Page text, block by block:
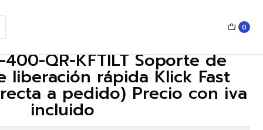
0
QR-KFTILT Soporte de
liberación rápida Klick Fast
a pedido) Precio con iva
incluido